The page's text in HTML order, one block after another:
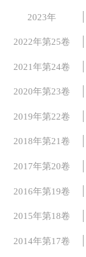
2023年
2022年第25卷
2021年第24卷
2020年第23卷
2019年第22卷
2018年第21卷
2017年第20卷
2016年第19卷
2015年第18卷
2014年第17卷